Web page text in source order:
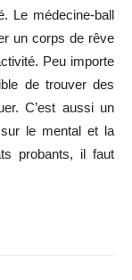
Le médecine-ball
un corps de rêve
Peu importe
de trouver des
C’est aussi un
le mental et la
probants, il faut